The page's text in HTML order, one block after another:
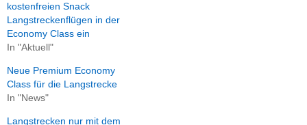
kostenfreien Snack
Langstreckenflügen in der
Economy Class ein
In "Aktuell"
Neue Premium Economy
Class für die Langstrecke
In "News"
Langstrecken nur mit dem